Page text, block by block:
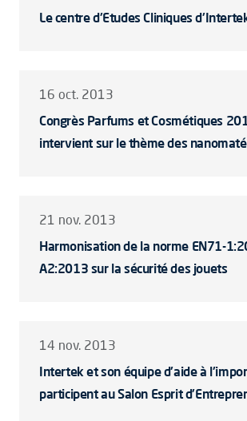
Le centre d'Etudes Cliniques
16 oct. 2013
Congrès Parfums et Cosmétiques
intervient sur le thème des
21 nov. 2013
Harmonisation de la norme EN71-
A2:2013 sur la sécurité des jouets
14 nov. 2013
Intertek et son équipe d'aide à
participent au Salon Esprit